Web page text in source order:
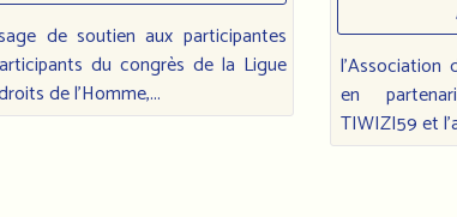
de soutien aux participantes
du congrès de la Ligue
de l’Homme,...
l'Association
en
TIWIZI59 et